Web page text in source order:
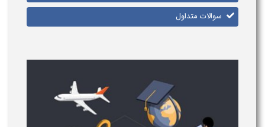
سوالات متداول